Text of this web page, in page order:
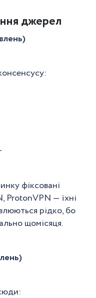
джерел
фіксовані
ProtonVPN — їхні
рідко, бо
щомісяця.